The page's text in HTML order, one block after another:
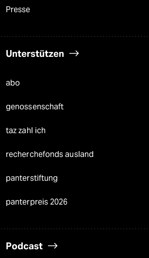
Presse
Unterstützen
abo
genossenschaft
taz zahl ich
recherchefonds ausland
panterstiftung
panterpreis 2026
Podcast